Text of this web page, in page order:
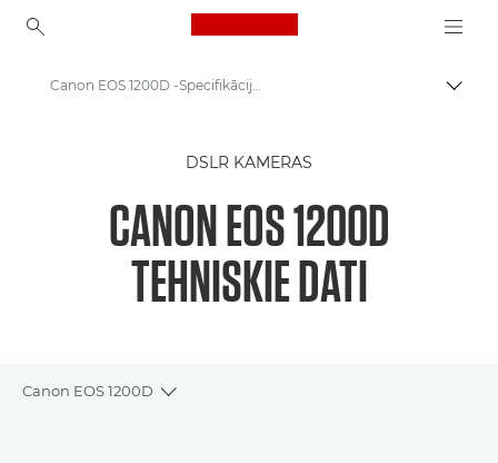
Canon Logo, back to
Canon EOS 1200D kamera
Canon EOS 1200D -Specifikācijas - EOS digitālās SLR un kompaktsistēmu kameras
DSLR KAMERAS
CANON EOS 1200D
TEHNISKIE DATI
Canon EOS 1200D
Toggle breadcrumbs